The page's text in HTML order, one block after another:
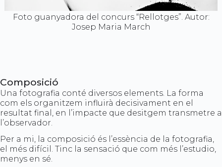
Foto guanyadora del concurs “Rellotges”. Autor:
Josep Maria March
Composició
Una fotografia conté diversos elements. La forma
com els organitzem influirà decisivament en el
resultat final, en l’impacte que desitgem transmetre a
l’observador.
Per a mi, la composició és l’essència de la fotografia,
el més difícil. Tinc la sensació que com més l’estudio,
menys en sé.